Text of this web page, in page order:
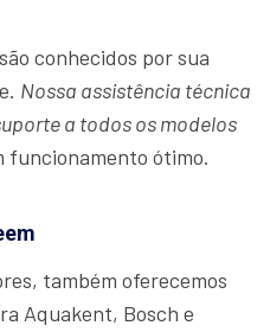
conhecidos por sua
Nossa assistência técnica
a todos os modelos
funcionamento ótimo.
também oferecemos
Aquakent, Bosch e